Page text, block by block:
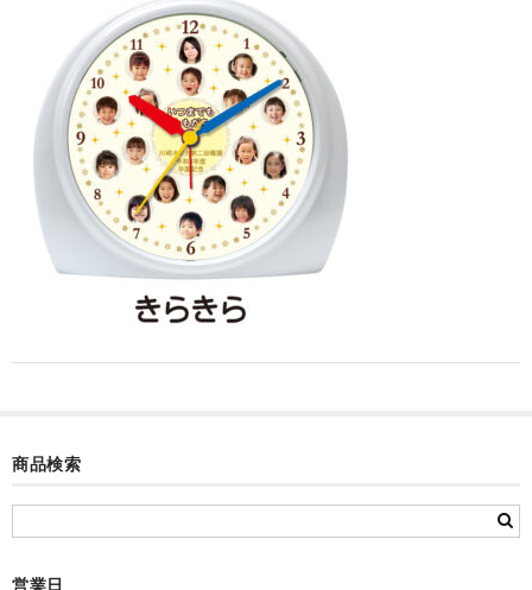
カード付フォトフレームクロック(集合)
目覚まし時計(集合＋個別)
メロディ時計(集合)
音声時計(集合)
目覚まし時計(個別)
お絵かきギャラリープラス(絵＋個別)
メロディ時計(個別)
お絵かきギャラリー
卒園DVDアルバム
商品検索
営業日